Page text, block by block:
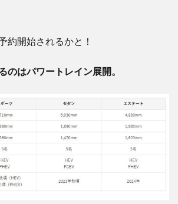
約開始されるかと！
のはパワートレイン展開。